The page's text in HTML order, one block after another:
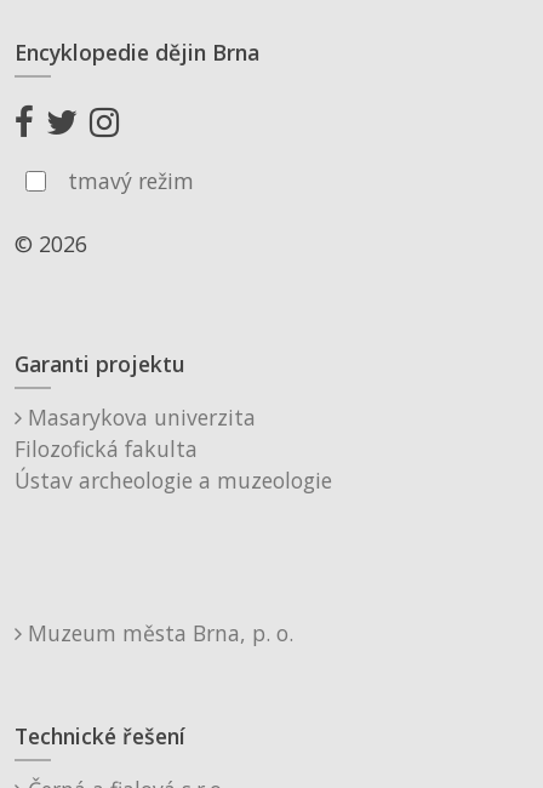
Encyklopedie dějin Brna
tmavý režim
© 2026
Garanti projektu
Masarykova univerzita
Filozofická fakulta
Ústav archeologie a muzeologie
Muzeum města Brna, p. o.
Technické řešení